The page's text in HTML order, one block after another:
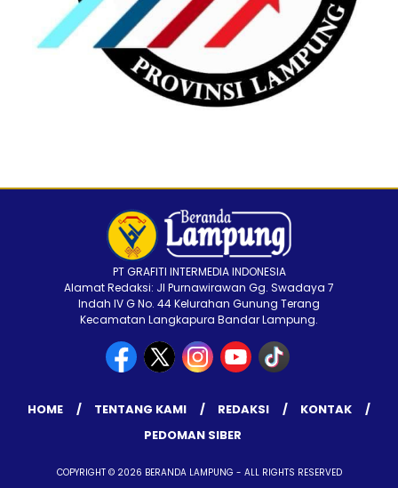
PT GRAFITI INTERMEDIA INDONESIA
Alamat Redaksi: Jl Purnawirawan Gg. Swadaya 7
Indah IV G No. 44 Kelurahan Gunung Terang
Kecamatan Langkapura Bandar Lampung.
HOME TENTANG KAMI REDAKSI
KONTAK
PEDOMAN SIBER
COPYRIGHT © 2026 BERANDA LAMPUNG - ALL RIGHTS RESERVED